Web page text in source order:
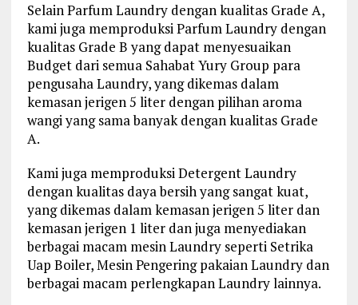
Selain Parfum Laundry dengan kualitas Grade A,
kami juga memproduksi Parfum Laundry dengan
kualitas Grade B yang dapat menyesuaikan
Budget dari semua Sahabat Yury Group para
pengusaha Laundry, yang dikemas dalam
kemasan jerigen 5 liter dengan pilihan aroma
wangi yang sama banyak dengan kualitas Grade
A.
Kami juga memproduksi Detergent Laundry
dengan kualitas daya bersih yang sangat kuat,
yang dikemas dalam kemasan jerigen 5 liter dan
kemasan jerigen 1 liter dan juga menyediakan
berbagai macam mesin Laundry seperti Setrika
Uap Boiler, Mesin Pengering pakaian Laundry dan
berbagai macam perlengkapan Laundry lainnya.